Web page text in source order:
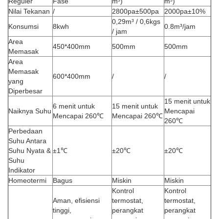
Nilai Tekanan / 2800pa±500pa
2000pa±10%
Konsumsi
8kwh
0,29m³ / 0,6kgs
/ jam
0.8m³/jam
Area
Memasak
450*400mm 500mm
500mm
Area
Memasak
yang
Diperbesar
600*400mm / /
Naiknya Suhu
6 menit untuk
Mencapai 260℃
15 menit untuk
Mencapai 260℃
15 menit untuk
Mencapai
260℃
Perbedaan
Suhu Antara
Suhu Nyata &
Suhu
Indikator
±1℃ ±20℃ ±20℃
Homeotermi Bagus Miskin Miskin
Aman, efisiensi
tinggi,
Kontrol
termostat,
perangkat
Kontrol
termostat,
perangkat